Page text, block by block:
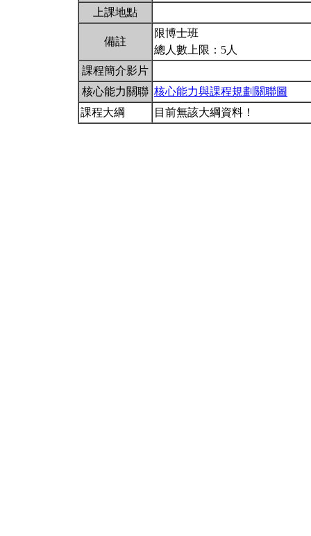
上課地點
備註
限博士班
總人數上限：5人
課程簡介影片
核心能力關聯 核心能力與課程規劃關聯圖
課程大綱
目前無該大綱資料！